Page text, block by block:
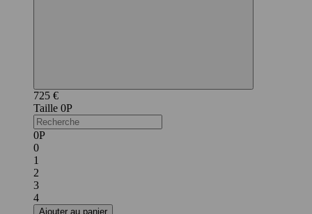
725 €
0P
0P
0
1
2
3
4
Ajouter au panier